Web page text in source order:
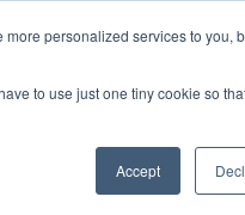
personalized services to you,
to use just one tiny cookie so
Accept
Chi siamo Blog